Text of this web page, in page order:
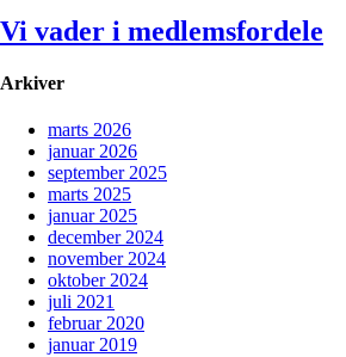
Vi vader i medlemsfordele
Arkiver
marts 2026
januar 2026
september 2025
marts 2025
januar 2025
december 2024
november 2024
oktober 2024
juli 2021
februar 2020
januar 2019